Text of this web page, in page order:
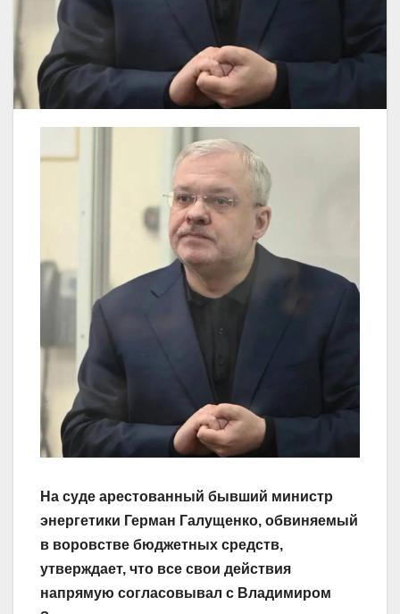
На суде арестованный бывший министр
энергетики Герман Галущенко, обвиняемый
в воровстве бюджетных средств,
утверждает, что все свои действия
напрямую согласовывал с Владимиром